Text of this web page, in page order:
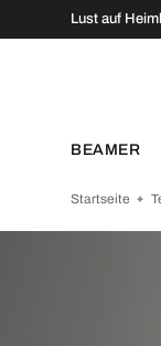
Zum Inhalt
Zum Menü
Fußzeile
Lust auf
BEAMER
Startseite